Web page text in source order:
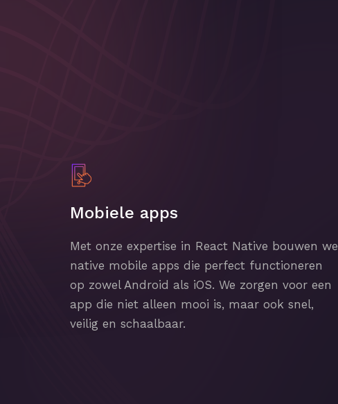
Mobiele apps
Met onze expertise in React Native bouwen we
native mobile apps die perfect functioneren
op zowel Android als iOS. We zorgen voor een
app die niet alleen mooi is, maar ook snel,
veilig en schaalbaar.